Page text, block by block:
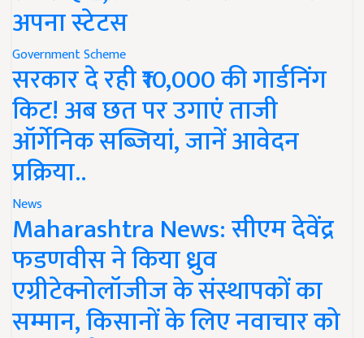
अपना स्टेटस
Government Scheme
सरकार दे रही ₹10,000 की गार्डनिंग
किट! अब छत पर उगाएं ताजी
ऑर्गेनिक सब्जियां, जानें आवेदन
प्रक्रिया..
News
Maharashtra News: सीएम देवेंद्र
फडणवीस ने किया ध्रुव
एग्रीटेक्नोलॉजीज के संस्थापकों का
सम्मान, किसानों के लिए नवाचार को